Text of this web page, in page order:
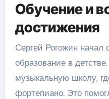
Обучение и
достижения
Сергей Рогожин начал
образование в
музыкальную школу,
фортепиано. Это